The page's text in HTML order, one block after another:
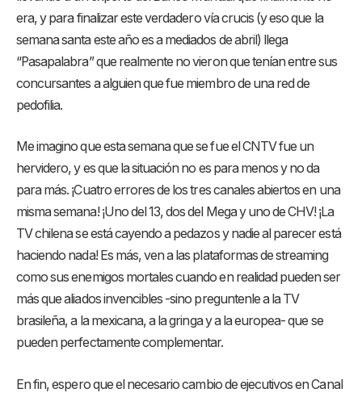
era, y para finalizar este verdadero vía crucis (y eso que la
semana santa este año es a mediados de abril) llega
“Pasapalabra” que realmente no vieron que tenían entre sus
concursantes a alguien que fue miembro de una red de
pedofilia.
Me imagino que esta semana que se fue el CNTV fue un
hervidero, y es que la situación no es para menos y no da
para más. ¡Cuatro errores de los tres canales abiertos en una
misma semana! ¡Uno del 13, dos del Mega y uno de CHV! ¡La
TV chilena se está cayendo a pedazos y nadie al parecer está
haciendo nada! Es más, ven a las plataformas de streaming
como sus enemigos mortales cuando en realidad pueden ser
más que aliados invencibles -sino preguntenle a la TV
brasileña, a la mexicana, a la gringa y a la europea- que se
pueden perfectamente complementar.
En fin, espero que el necesario cambio de ejecutivos en Canal